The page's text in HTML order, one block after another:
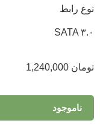
نوع رابط
SATA ۳.۰
تومان
ناموجود